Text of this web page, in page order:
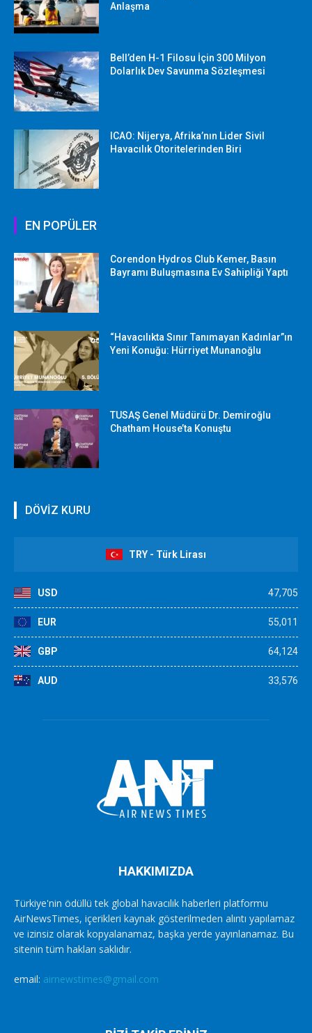
Anlaşma
Bell’den H-1 Filosu İçin 300 Milyon
Dolarlık Dev Savunma Sözleşmesi
ICAO: Nijerya, Afrika’nın Lider Sivil
Havacılık Otoritelerinden Biri
EN POPÜLER
Corendon Hydros Club Kemer, Basın
Bayramı Buluşmasına Ev Sahipliği Yaptı
“Havacılıkta Sınır Tanımayan Kadınlar”ın
Yeni Konuğu: Hürriyet Munanoğlu
TUSAŞ Genel Müdürü Dr. Demiroğlu
Chatham House’ta Konuştu
DÖVİZ KURU
TRY - Türk Lirası
USD 47,705
EUR 55,011
GBP 64,124
AUD 33,576
HAKKIMIZDA
Türkiye'nin ödüllü tek global havacılık haberleri platformu
AirNewsTimes, içerikleri kaynak gösterilmeden alıntı yapılamaz
ve izinsiz olarak kopyalanamaz, başka yerde yayınlanamaz. Bu
sitenin tüm hakları saklıdır.
email: airnewstimes@gmail.com